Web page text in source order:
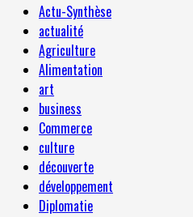
Actu-Synthèse
actualité
Agriculture
Alimentation
art
business
Commerce
culture
découverte
développement
Diplomatie